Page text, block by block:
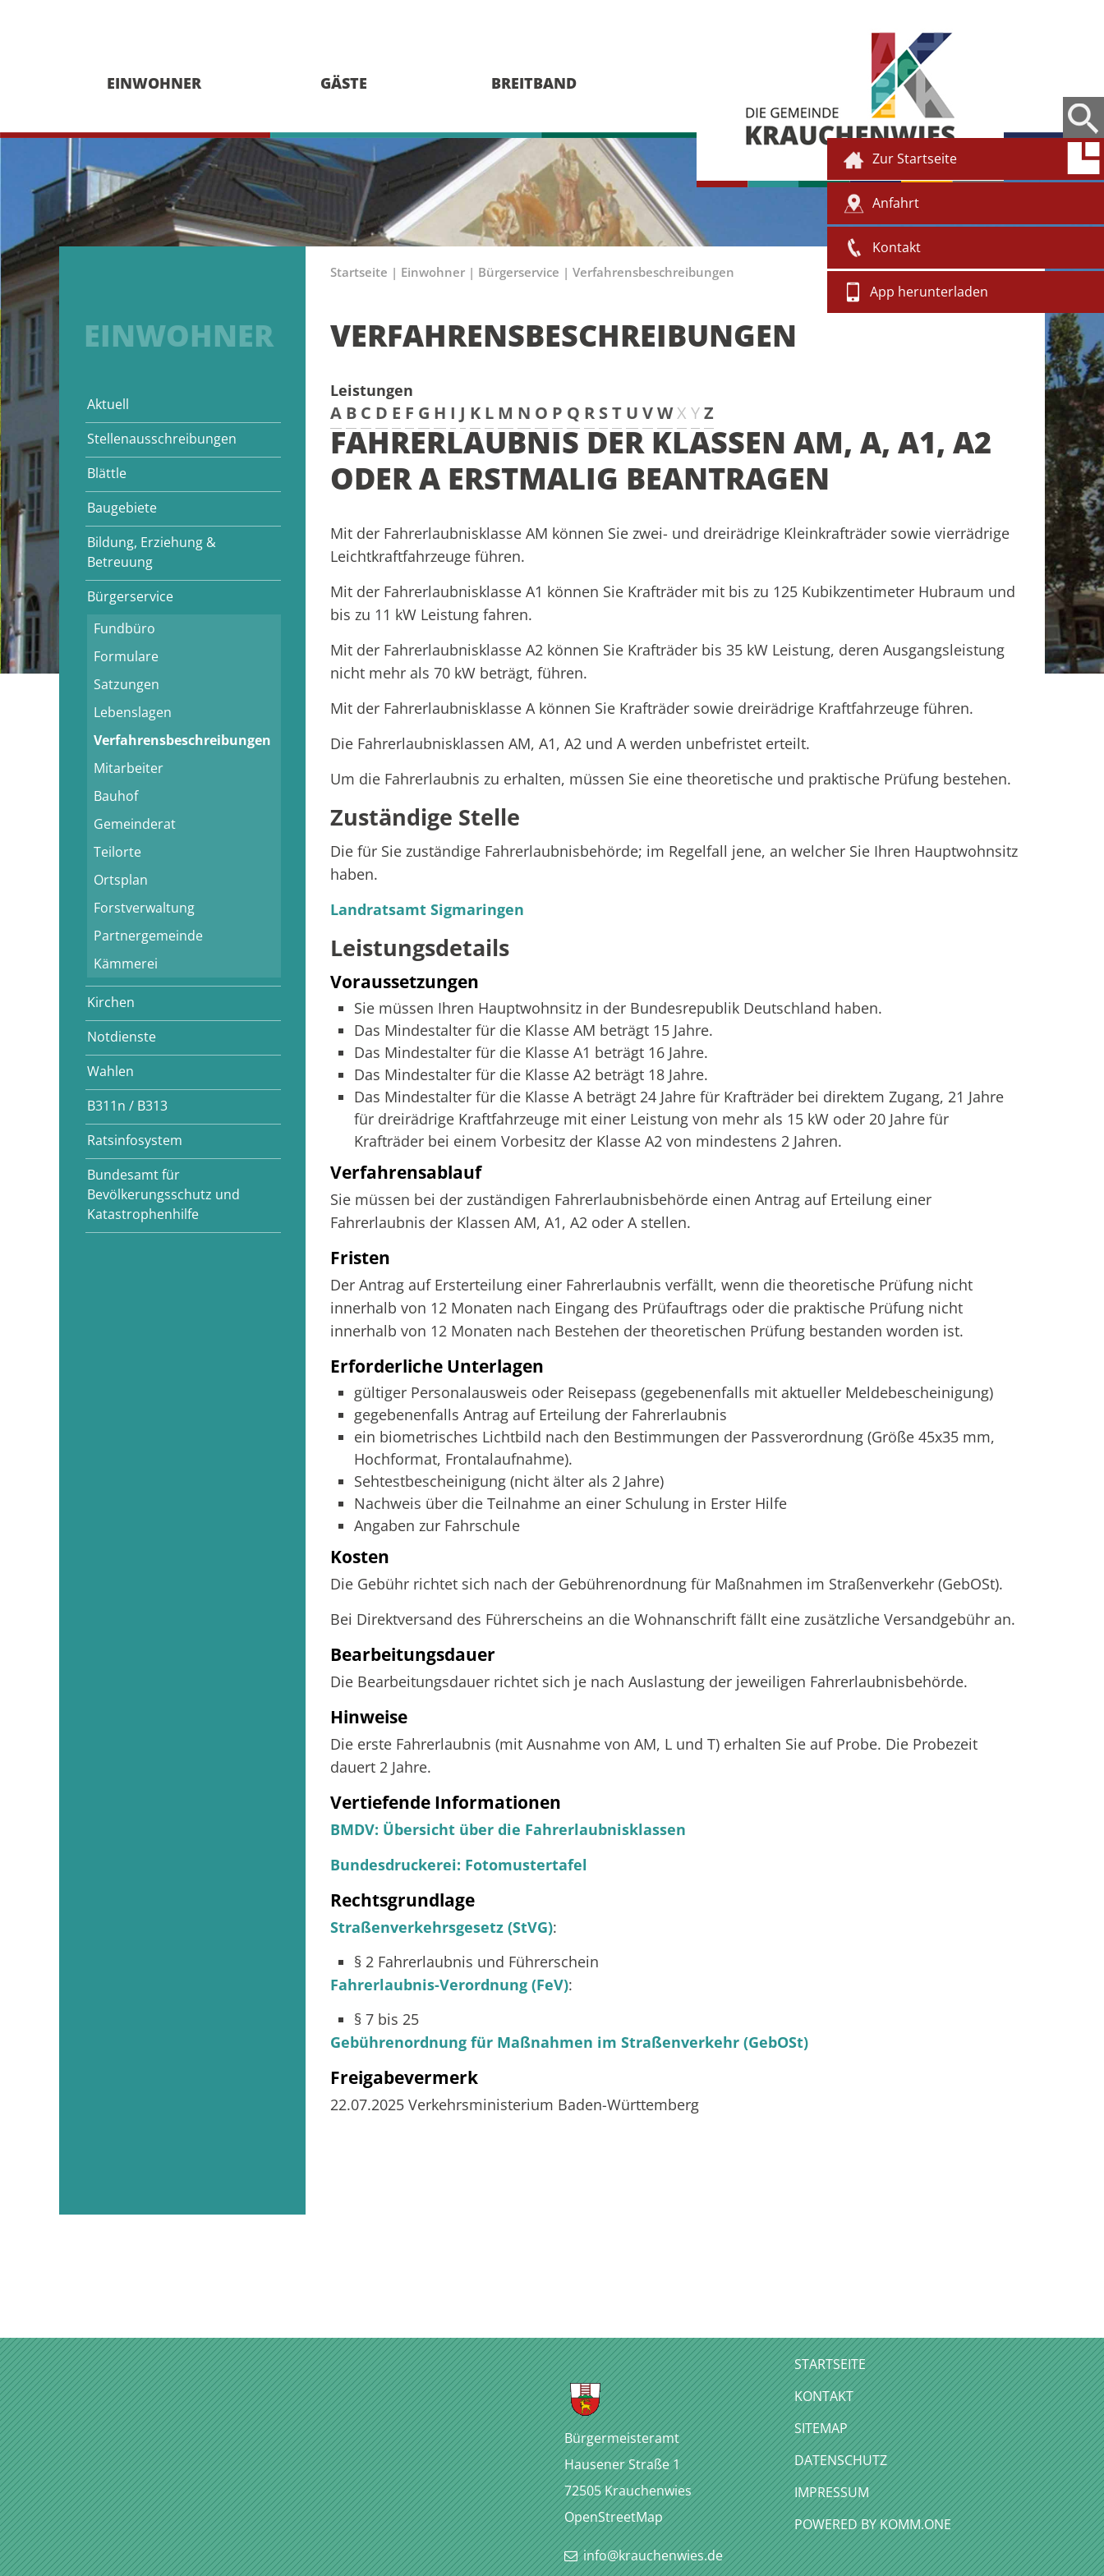
EINWOHNER GÄSTE BREITBAND
Zur Startseite
Anfahrt
Kontakt
App herunterladen
EINWOHNER
Aktuell
Stellenausschreibungen
Blättle
Baugebiete
Bildung, Erziehung &
Betreuung
Bürgerservice
Fundbüro
Formulare
Satzungen
Lebenslagen
Verfahrensbeschreibungen
Mitarbeiter
Bauhof
Gemeinderat
Teilorte
Ortsplan
Forstverwaltung
Partnergemeinde
Kämmerei
Kirchen
Notdienste
Wahlen
B311n / B313
Ratsinfosystem
Bundesamt für
Bevölkerungsschutz und
Katastrophenhilfe
Startseite | Einwohner | Bürgerservice | Verfahrensbeschreibungen
VERFAHRENSBESCHREIBUNGEN
Leistungen
A B C D E F G H I J K L M N O P Q R ST U VWX YZ
FAHRERLAUBNIS DER KLASSEN AM, A, A1, A2
ODER A ERSTMALIG BEANTRAGEN
Mit der Fahrerlaubnisklasse AM können Sie zwei- und dreirädrige Kleinkrafträder sowie vierrädrige
Leichtkraftfahrzeuge führen.
Mit der Fahrerlaubnisklasse A1 können Sie Krafträder mit bis zu 125 Kubikzentimeter Hubraum und
bis zu 11 kW Leistung fahren.
Mit der Fahrerlaubnisklasse A2 können Sie Krafträder bis 35 kW Leistung, deren Ausgangsleistung
nicht mehr als 70 kW beträgt, führen.
Mit der Fahrerlaubnisklasse A können Sie Krafträder sowie dreirädrige Kraftfahrzeuge führen.
Die Fahrerlaubnisklassen AM, A1, A2 und A werden unbefristet erteilt.
Um die Fahrerlaubnis zu erhalten, müssen Sie eine theoretische und praktische Prüfung bestehen.
Zuständige Stelle
Die für Sie zuständige Fahrerlaubnisbehörde; im Regelfall jene, an welcher Sie Ihren Hauptwohnsitz
haben.
Landratsamt Sigmaringen
Leistungsdetails
Voraussetzungen
Sie müssen Ihren Hauptwohnsitz in der Bundesrepublik Deutschland haben.
Das Mindestalter für die Klasse AM beträgt 15 Jahre.
Das Mindestalter für die Klasse A1 beträgt 16 Jahre.
Das Mindestalter für die Klasse A2 beträgt 18 Jahre.
Das Mindestalter für die Klasse A beträgt 24 Jahre für Krafträder bei direktem Zugang, 21 Jahre
für dreirädrige Kraftfahrzeuge mit einer Leistung von mehr als 15 kW oder 20 Jahre für
Krafträder bei einem Vorbesitz der Klasse A2 von mindestens 2 Jahren.
Verfahrensablauf
Sie müssen bei der zuständigen Fahrerlaubnisbehörde einen Antrag auf Erteilung einer
Fahrerlaubnis der Klassen AM, A1, A2 oder A stellen.
Fristen
Der Antrag auf Ersterteilung einer Fahrerlaubnis verfällt, wenn die theoretische Prüfung nicht
innerhalb von 12 Monaten nach Eingang des Prüfauftrags oder die praktische Prüfung nicht
innerhalb von 12 Monaten nach Bestehen der theoretischen Prüfung bestanden worden ist.
Erforderliche Unterlagen
gültiger Personalausweis oder Reisepass (gegebenenfalls mit aktueller Meldebescheinigung)
gegebenenfalls Antrag auf Erteilung der Fahrerlaubnis
ein biometrisches Lichtbild nach den Bestimmungen der Passverordnung (Größe 45x35 mm,
Hochformat, Frontalaufnahme).
Sehtestbescheinigung (nicht älter als 2 Jahre)
Nachweis über die Teilnahme an einer Schulung in Erster Hilfe
Angaben zur Fahrschule
Kosten
Die Gebühr richtet sich nach der Gebührenordnung für Maßnahmen im Straßenverkehr (GebOSt).
Bei Direktversand des Führerscheins an die Wohnanschrift fällt eine zusätzliche Versandgebühr an.
Bearbeitungsdauer
Die Bearbeitungsdauer richtet sich je nach Auslastung der jeweiligen Fahrerlaubnisbehörde.
Hinweise
Die erste Fahrerlaubnis (mit Ausnahme von AM, L und T) erhalten Sie auf Probe. Die Probezeit
dauert 2 Jahre.
Vertiefende Informationen
BMDV: Übersicht über die Fahrerlaubnisklassen
Bundesdruckerei: Fotomustertafel
Rechtsgrundlage
Straßenverkehrsgesetz (StVG):
§ 2 Fahrerlaubnis und Führerschein
Fahrerlaubnis-Verordnung (FeV):
§ 7 bis 25
Gebührenordnung für Maßnahmen im Straßenverkehr (GebOSt)
Freigabevermerk
22.07.2025 Verkehrsministerium Baden-Württemberg
Bürgermeisteramt
Hausener Straße 1
72505Krauchenwies
OpenStreetMap
info@krauchenwies.de
STARTSEITE
KONTAKT
SITEMAP
DATENSCHUTZ
IMPRESSUM
POWERED BY KOMM.ONE